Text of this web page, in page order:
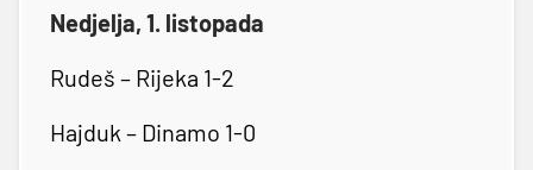
Nedjelja, 1. listopada
Rudeš – Rijeka 1-2
Hajduk – Dinamo 1-0